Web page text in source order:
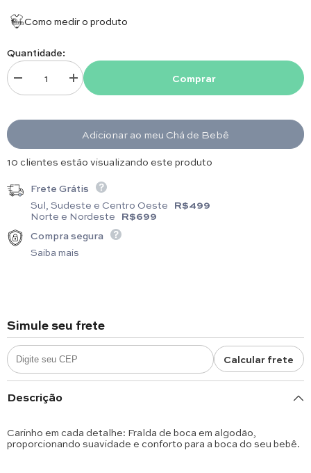
Como medir o produto
Quantidade:
Diminuir quantidade para Fralda Boca - Algodão Egípcio - Flores
Aumentar quantidade para Fralda Boca - Algodão Egípcio
Comprar
Adicionar ao meu Chá de Bebê
16 clientes estão visualizando este produto
Frete Grátis
Sul, Sudeste e Centro Oeste R$499
Norte e Nordeste R$699
Compra segura
Saiba mais
Simule seu frete
Calcular frete
Descrição
Carinho em cada detalhe: Fralda de boca em algodão,
proporcionando suavidade e conforto para a boca do seu bebê.